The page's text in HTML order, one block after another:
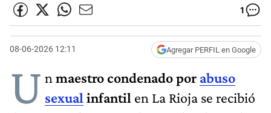
1
08-06-2026 12:11 Agregar PERFIL en Google
U n maestro condenado por abuso
sexual infantil en La Rioja se recibió